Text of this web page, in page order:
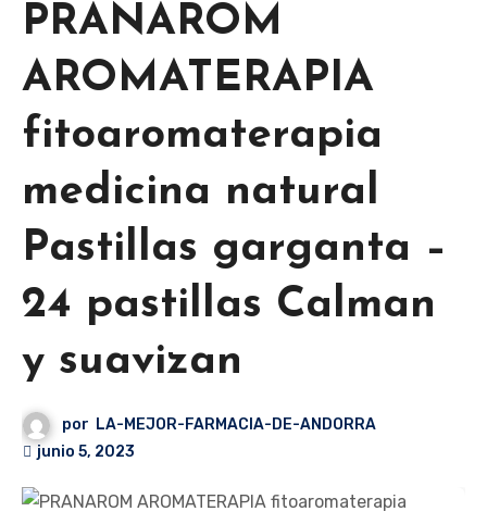
PRANAROM
AROMATERAPIA
fitoaromaterapia
medicina natural
Pastillas garganta –
24 pastillas Calman
y suavizan
por LA-MEJOR-FARMACIA-DE-ANDORRA
junio 5, 2023